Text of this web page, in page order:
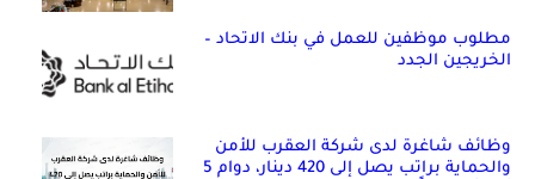
مطلوب موظفين للعمل في بنك الاتحاد –
الخريجين الجدد
وظائف شاغرة لدى شركة العقرب للأمن
والحماية براتب يصل إلى 420 دينار، دوام 5